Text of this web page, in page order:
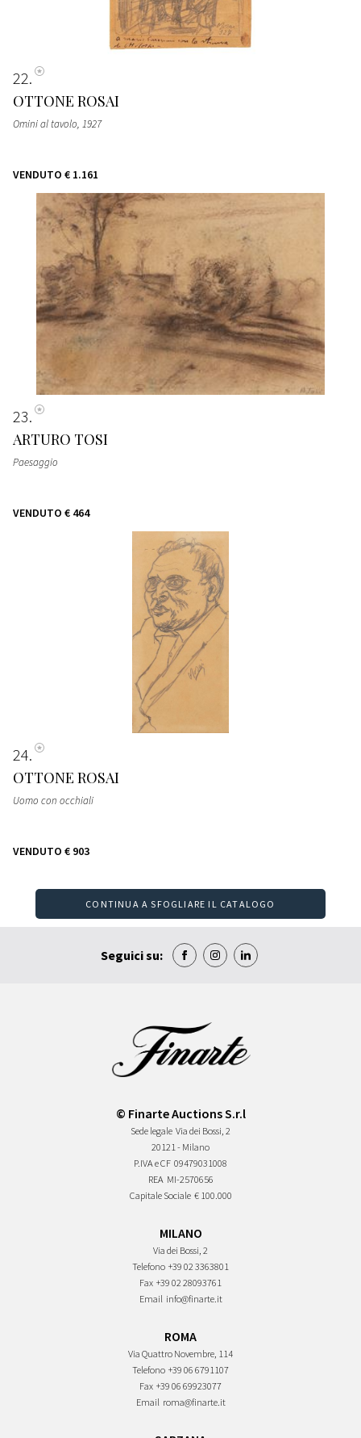
22
OTTONE ROSAI
Omini al tavolo, 1927
VENDUTO € 1.161
23
ARTURO TOSI
Paesaggio
VENDUTO € 464
24
OTTONE ROSAI
Uomo con occhiali
VENDUTO € 903
CONTINUA A SFOGLIARE IL CATALOGO
Seguici su:
© Finarte Auctions S.r.l
Sede legale Via dei Bossi, 2
20121 - Milano
P.IVA e CF 09479031008
REA MI-2570656
Capitale Sociale € 100.000
MILANO
Via dei Bossi, 2
Telefono +39 02 3363801
Fax +39 02 28093761
Email info@finarte.it
ROMA
Via Quattro Novembre, 114
Telefono +39 06 6791107
Fax +39 06 69923077
Email roma@finarte.it